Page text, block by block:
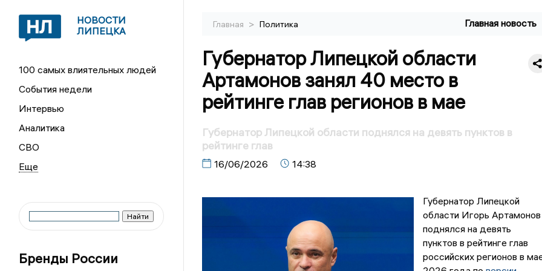
НОВОСТИ
ЛИПЕЦКА
100 самых влиятельных людей
События недели
Интервью
Аналитика
СВО
Бренды России
Главная > Политика Главная новость
Губернатор Липецкой области
Артамонов занял 40 место в
рейтинге глав регионов в мае
Губернатор Липецкой области поднялся на девять пунктов в
рейтинге глав
16/06/2026 14:38
Губернатор Липецкой
области Игорь Артамонов
поднялся на девять
пунктов в рейтинге глав
российских регионов в